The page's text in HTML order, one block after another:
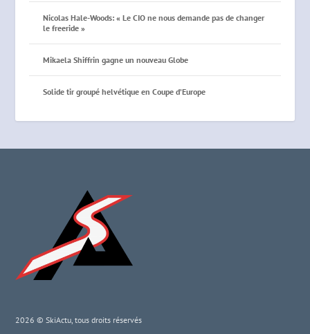
Nicolas Hale-Woods: « Le CIO ne nous demande pas de changer
le freeride »
Mikaela Shiffrin gagne un nouveau Globe
Solide tir groupé helvétique en Coupe d’Europe
2026 © SkiActu, tous droits réservés